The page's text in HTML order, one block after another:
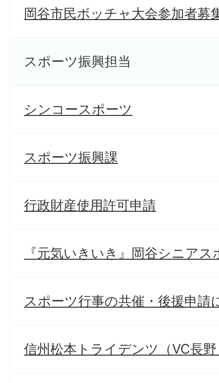
岡谷市民ボッチャ大会参加者募
スポーツ振興担当
シンコースポーツ
スポーツ振興課
行政財産使用許可申請
『元気いきいき』岡谷シニア
スポーツ行事の共催・後援申請
信州松本トライデンツ（VC長